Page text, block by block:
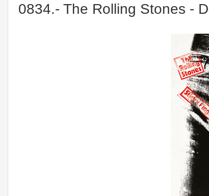
0834.- The Rolling Stones -